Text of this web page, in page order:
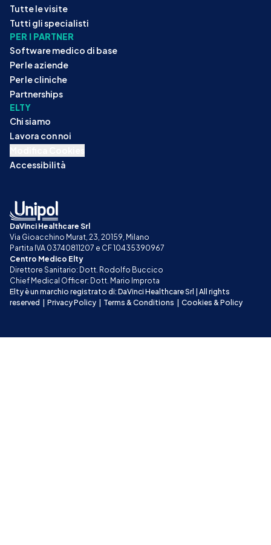
Tutte le visite
Tutti gli specialisti
PER I PARTNER
Software medico di base
Per le aziende
Per le cliniche
Partnerships
ELTY
Chi siamo
Lavora con noi
Accessibilità
DaVinci Healthcare Srl
Via Gioacchino Murat, 23, 20159, Milano
Partita IVA 03740811207 e CF 10435390967
Centro Medico Elty
Direttore Sanitario: Dott. Rodolfo Buccico
Chief Medical Officer: Dott. Mario Improta
Elty è un marchio registrato di: DaVinci Healthcare Srl | All rights
reserved | Privacy Policy | Terms & Conditions | Cookies & Policy